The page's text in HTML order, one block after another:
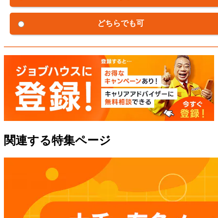
どちらでも可
関連する特集ページ